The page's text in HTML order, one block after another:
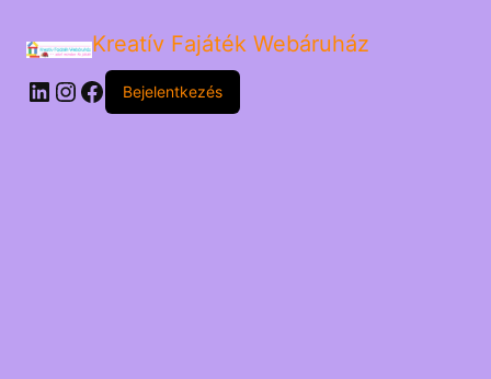
Kreatív Fajáték Webáruház
LinkedIn
Instagram
Facebook
Bejelentkezés